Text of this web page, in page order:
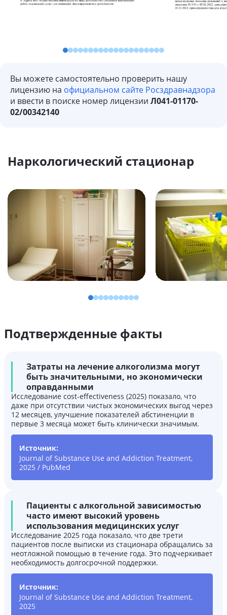
Вы можете самостоятельно проверить нашу
лицензию на официальном сайте Росздравнадзора
и ввести в поиске номер лицензии Л041-01170-
02/00342140
Наркологический стационар
Подтвержденные факты
Затраты на лечение алкоголизма могут
быть значительными, но экономически
оправданными
Исследование cost-effectiveness (2025) показало, что
даже при отсутствии чистых экономических выгод через
12 месяцев, улучшение показателей абстиненции в
первые 3 месяца может быть клинически значимым.
Источник:
Journal of Substance Use and Addiction Treatment,
2025 / PubMed
Пациенты с алкогольной зависимостью
часто имеют высокий уровень
использования медицинских услуг
Исследование 2025 года показало, что две трети
пациентов после выписки из стационара обращались за
неотложной помощью в течение года. Это подчеркивает
необходимость долгосрочной поддержки.
Источник:
Journal of Substance Use and Addiction Treatment,
2025